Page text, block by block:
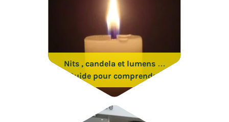
Nits , candela et lumens …
Guide pour comprendre